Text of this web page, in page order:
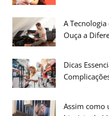
A
Ouça a
Dicas
Assim como